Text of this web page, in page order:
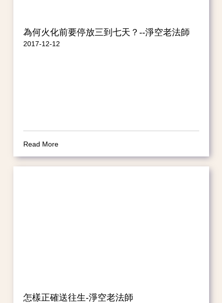
為何火化前要停放三到七天？--淨空老法師
2017-12-12
Read More
怎樣正確送往生-淨空老法師